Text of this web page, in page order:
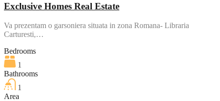
Exclusive Homes Real Estate
Va prezentam o garsoniera situata in zona Romana- Libraria
Carturesti,…
Bedrooms
1
Bathrooms
1
Area